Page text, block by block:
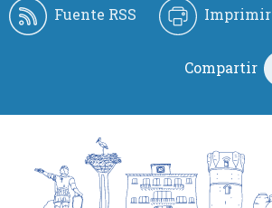
Fuente RSS Imprimir
Compartir